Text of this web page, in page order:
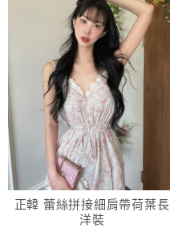
正韓 蕾絲拼接細肩帶荷葉長
洋裝